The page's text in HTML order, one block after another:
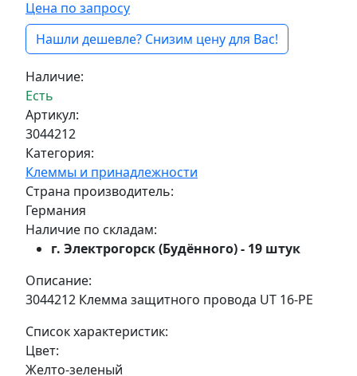
Цена по запросу
Нашли дешевле? Снизим цену для Вас!
Наличие:
Есть
Артикул:
3044212
Категория:
Клеммы и принадлежности
Страна производитель:
Германия
Наличие по складам:
г. Электрогорск (Будённого) - 19 штук
Описание:
3044212 Клемма защитного провода UT 16-PE
Список характеристик:
Цвет:
Желто-зеленый